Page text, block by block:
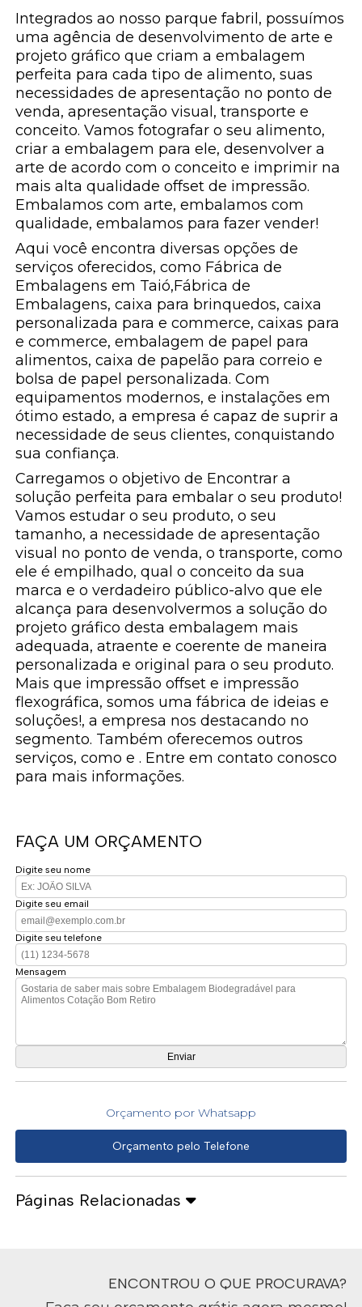
Integrados ao nosso parque fabril, possuímos
uma agência de desenvolvimento de arte e
projeto gráfico que criam a embalagem
perfeita para cada tipo de alimento, suas
necessidades de apresentação no ponto de
venda, apresentação visual, transporte e
conceito. Vamos fotografar o seu alimento,
criar a embalagem para ele, desenvolver a
arte de acordo com o conceito e imprimir na
mais alta qualidade offset de impressão.
Embalamos com arte, embalamos com
qualidade, embalamos para fazer vender!
Aqui você encontra diversas opções de
serviços oferecidos, como Fábrica de
Embalagens em Taió,Fábrica de
Embalagens, caixa para brinquedos, caixa
personalizada para e commerce, caixas para
e commerce, embalagem de papel para
alimentos, caixa de papelão para correio e
bolsa de papel personalizada. Com
equipamentos modernos, e instalações em
ótimo estado, a empresa é capaz de suprir a
necessidade de seus clientes, conquistando
sua confiança.
Carregamos o objetivo de Encontrar a
solução perfeita para embalar o seu produto!
Vamos estudar o seu produto, o seu
tamanho, a necessidade de apresentação
visual no ponto de venda, o transporte, como
ele é empilhado, qual o conceito da sua
marca e o verdadeiro público-alvo que ele
alcança para desenvolvermos a solução do
projeto gráfico desta embalagem mais
adequada, atraente e coerente de maneira
personalizada e original para o seu produto.
Mais que impressão offset e impressão
flexográfica, somos uma fábrica de ideias e
soluções!, a empresa nos destacando no
segmento. Também oferecemos outros
serviços, como e . Entre em contato conosco
para mais informações.
FAÇA UM ORÇAMENTO
Digite seu nome
Digite seu email
Digite seu telefone
Mensagem
Orçamento por Whatsapp
Orçamento pelo Telefone
Páginas Relacionadas
ENCONTROU O QUE PROCURAVA?